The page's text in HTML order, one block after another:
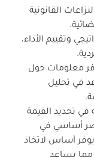
القانونية
وتقييم الأداء،
معلومات حول
في تحليل
تحديد القيمة
أساسي في
يوفر أساس لاتخاذ